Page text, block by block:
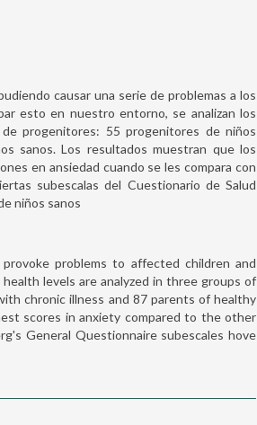
causar una serie de problemas a los
esto en nuestro entorno, se analizan los
progenitores: 55 progenitores de niños
sanos. Los resultados muestran que los
en ansiedad cuando se les compara con
subescalas del Cuestionario de Salud
niños sanos
problems to affected children and
levels are analyzed in three groups of
chronic illness and 87 parents of healthy
scores in anxiety compared to the other
General Questionnaire subescales hove